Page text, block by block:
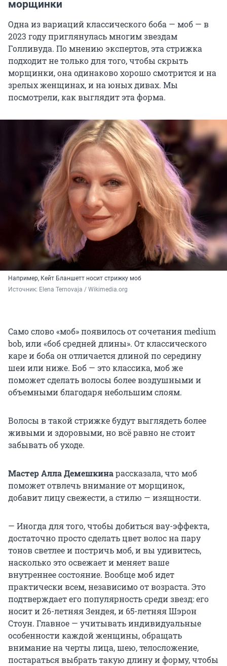
морщинки
Одна из вариаций классического боба — моб — в
2023 году приглянулась многим звездам
Голливуда. По мнению экспертов, эта стрижка
подходит не только для того, чтобы скрыть
морщинки, она одинаково хорошо смотрится и на
зрелых женщинах, и на юных дивах. Мы
посмотрели, как выглядит эта форма.
Например, Кейт Бланшетт носит стрижку моб
Источник: Elena Ternovaja / Wikimedia.org
Само слово «моб» появилось от сочетания medium
bob, или «боб средней длины». От классического
каре и боба он отличается длиной по середину
шеи или ниже. Боб — это классика, моб же
поможет сделать волосы более воздушными и
объемными благодаря небольшим слоям.
Волосы в такой стрижке будут выглядеть более
живыми и здоровыми, но всё равно не стоит
забывать об уходе.
Мастер Алла Демешкинарассказала, что моб
поможет отвлечь внимание от морщинок,
добавит лицу свежести, а стилю — изящности.
— Иногда для того, чтобы добиться вау-эффекта,
достаточно просто сделать цвет волос на пару
тонов светлее и постричь моб, и вы удивитесь,
насколько это освежает и меняет ваше
внутреннее состояние. Вообще моб идет
практически всем, независимо от возраста. Это
подтверждает его популярность среди звезд: его
носит и 26-летняя Зендея, и 65-летняя Шэрон
Стоун. Главное — учитывать индивидуальные
особенности каждой женщины, обращать
внимание на черты лица, шею, телосложение,
постараться выбрать такую длину и форму, чтобы